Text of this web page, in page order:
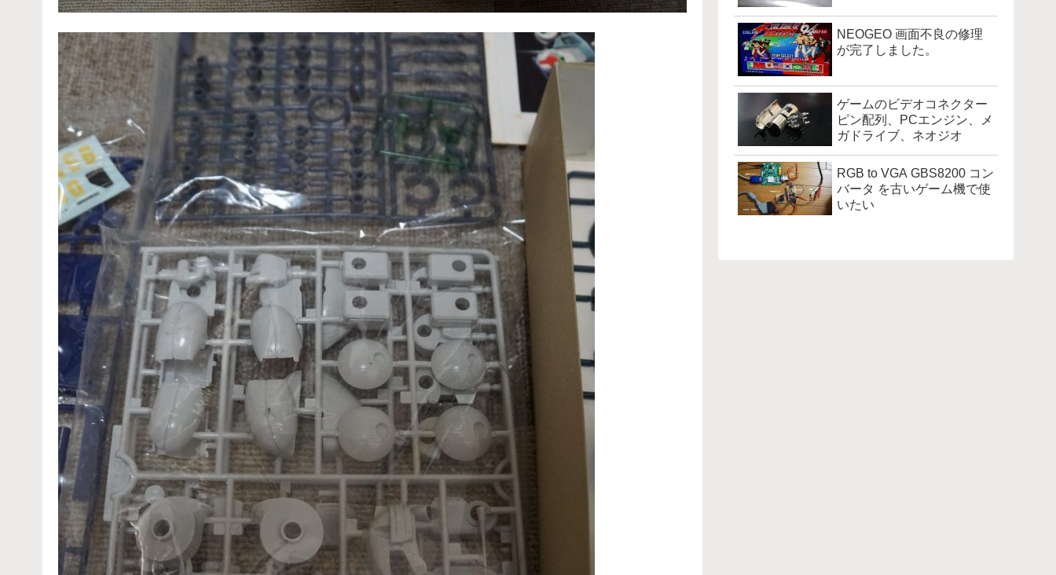
NEOGEO 画面不良の修理
が完了しました。
ゲームのビデオコネクター
ピン配列、PCエンジン、メ
ガドライブ、ネオジオ
RGB to VGA GBS8200 コン
バータ を古いゲーム機で使
いたい